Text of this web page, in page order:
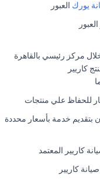
يورك العبور
مركز رئيسي بالقاهرة
كاريير
للحفاظ علي منتجات
بتقديم خدمة بأسعار محددة
كاريير المعتمد
كاريير